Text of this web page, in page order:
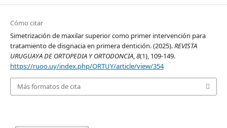
Cómo citar
Simetrización de maxilar superior como primer intervención para
tratamiento de disgnacia en primera dentición. (2025).REVISTA
URUGUAYA DE ORTOPEDIA Y ORTODONCIA,8(1), 109-149.
https://ruoo.uy/index.php/ORTUY/article/view/354
Más formatos de cita